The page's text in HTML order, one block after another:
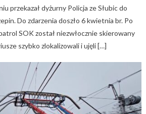
przekazał dyżurny Policja ze Słubic do
Do zdarzenia doszło 6 kwietnia br. Po
SOK został niezwłocznie skierowany
szybko zlokalizowali i ujęli […]